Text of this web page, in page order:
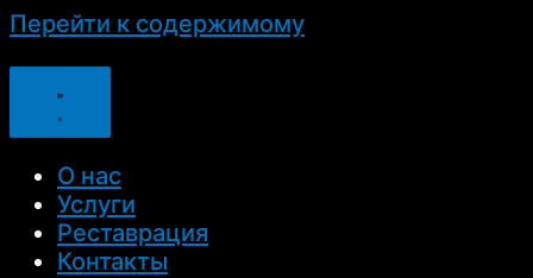
Перейти к содержимому
О нас
Услуги
Реставрация
Контакты